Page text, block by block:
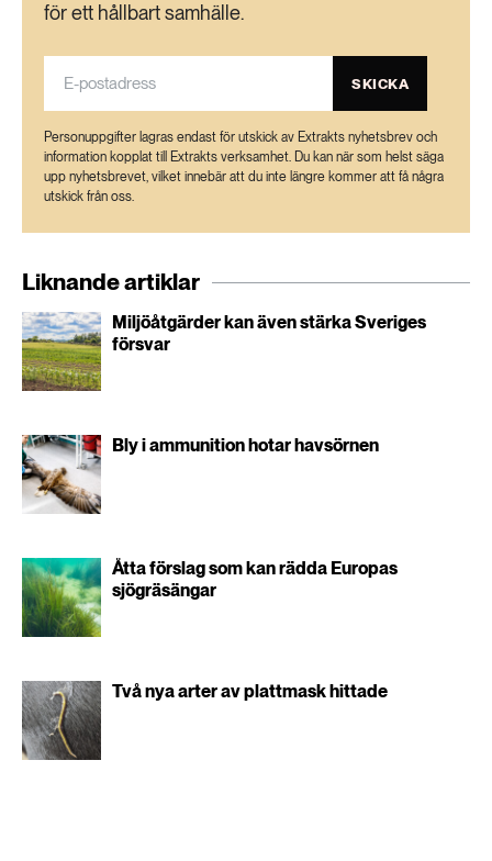
473 ARTIKLAR
för ett hållbart samhälle.
SKICKA
Personuppgifter lagras endast för utskick av Extrakts nyhetsbrev och
information kopplat till Extrakts verksamhet. Du kan när som helst säga
upp nyhetsbrevet, vilket innebär att du inte längre kommer att få några
utskick från oss.
Liknande artiklar
Miljöåtgärder kan även stärka Sveriges
försvar
Bly i ammunition hotar havsörnen
Åtta förslag som kan rädda Europas
sjögräsängar
Två nya arter av plattmask hittade